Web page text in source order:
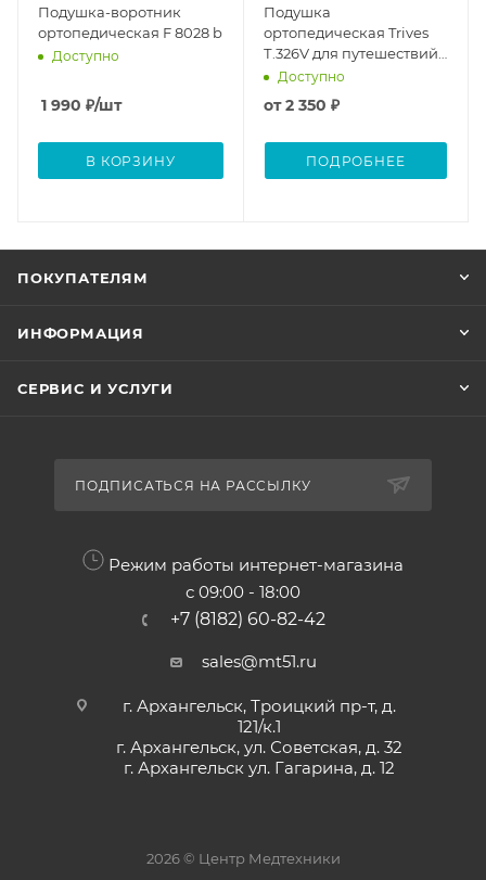
Подушка-воротник
ортопедическая F 8028 b
Доступно
1 990 ₽/шт
В КОРЗИНУ
Подушка
ортопедическая Trives
Т.326V для путешествий
с эффектом памяти
Доступно
от2 350 ₽
ПОДРОБНЕЕ
ПОКУПАТЕЛЯМ
ИНФОРМАЦИЯ
СЕРВИС И УСЛУГИ
ПОДПИСАТЬСЯ НА РАССЫЛКУ
Режим работы интернет-магазина
с 09:00 - 18:00
+7 (8182) 60-82-42
sales@mt51.ru
г. Архангельск, Троицкий пр-т, д.
121/к.1
г. Архангельск, ул. Советская, д. 32
г. Архангельск ул. Гагарина, д. 12
2026 © Центр Медтехники